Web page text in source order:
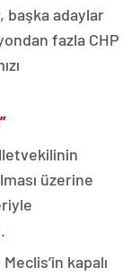
başka adaylar
fazla CHP
üzerine
kapalı